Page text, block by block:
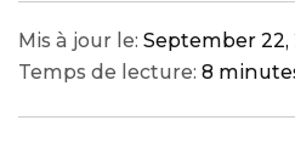
Mis à jour le: September 22,
Temps de lecture: 8